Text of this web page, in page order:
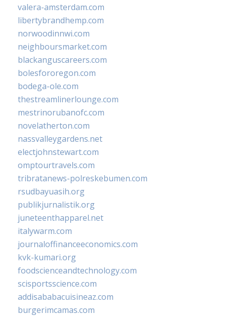
valera-amsterdam.com
libertybrandhemp.com
norwoodinnwi.com
neighboursmarket.com
blackanguscareers.com
bolesfororegon.com
bodega-ole.com
thestreamlinerlounge.com
mestrinorubanofc.com
novelatherton.com
nassvalleygardens.net
electjohnstewart.com
omptourtravels.com
tribratanews-polreskebumen.com
rsudbayuasih.org
publikjurnalistik.org
juneteenthapparel.net
italywarm.com
journaloffinanceeconomics.com
kvk-kumari.org
foodscienceandtechnology.com
scisportsscience.com
addisababacuisineaz.com
burgerimcamas.com